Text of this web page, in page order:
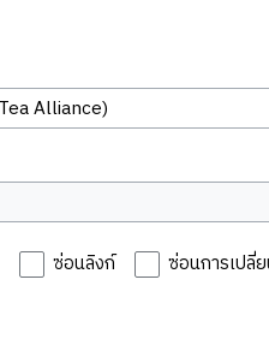
ซ่อนลิงก์
ซ่อนการเปลี่